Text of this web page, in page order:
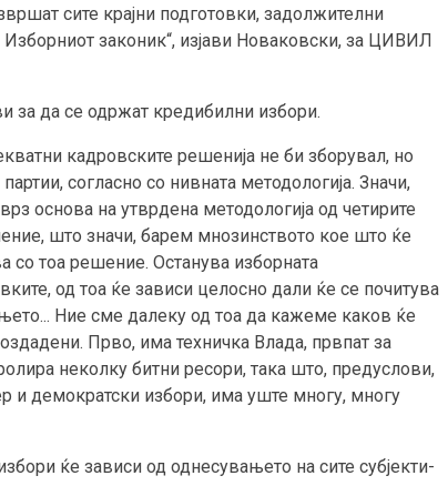
сите крајни подготовки, задолжителни
законик“, изјави Новаковски, за ЦИВИЛ
за да се одржат кредибилни избори.
кадровските решенија не би зборувал, но
согласно со нивната методологија. Значи,
основа на утврдена методологија од четирите
што значи, барем мнозинството кое што ќе
со тоа решение. Останува изборната
од тоа ќе зависи целосно дали ќе се почитува
Ние сме далеку од тоа да кажеме каков ќе
Прво, има техничка Влада, првпат за
неколку битни ресори, така што, предуслови,
и демократски избори, има уште многу, многу
ќе зависи од однесувањето на сите субјекти-